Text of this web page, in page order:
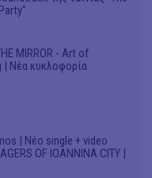
MIRROR - Art of
| Νέα κυκλοφορία
| Νέο single + video
OF IOANNINA CITY |